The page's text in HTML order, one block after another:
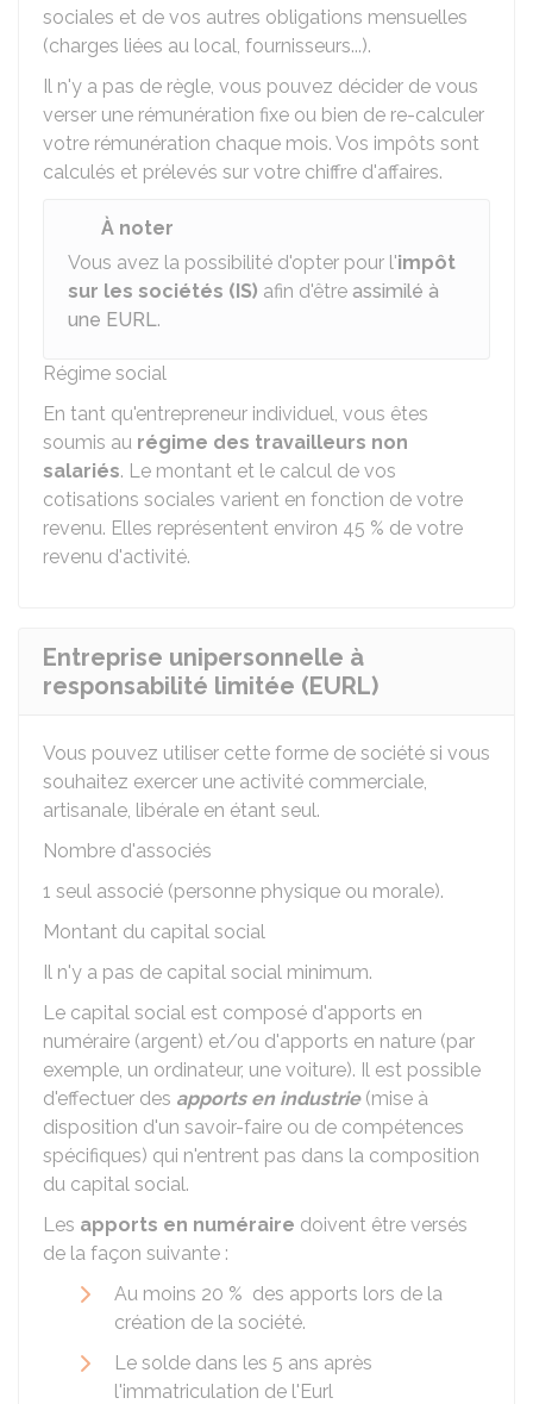
sociales et de vos autres obligations mensuelles
(charges liées au local, fournisseurs...).
Il n'y a pas de règle, vous pouvez décider de vous
verser une rémunération fixe ou bien de re-calculer
votre rémunération chaque mois. Vos impôts sont
calculés et prélevés sur votre chiffre d'affaires.
À noter
Vous avez la possibilité d'opter pour l'impôt
sur les sociétés (IS) afin d'être assimilé à
une EURL.
Régime social
En tant qu'entrepreneur individuel, vous êtes
soumis au régime des travailleurs non
salariés. Le montant et le calcul de vos
cotisations sociales varient en fonction de votre
revenu. Elles représentent environ 45 % de votre
revenu d'activité.
Entreprise unipersonnelle à
responsabilité limitée (EURL)
Vous pouvez utiliser cette forme de société si vous
souhaitez exercer une activité commerciale,
artisanale, libérale en étant seul.
Nombre d'associés
1 seul associé (personne physique ou morale).
Montant du capital social
Il n'y a pas de capital social minimum.
Le capital social est composé d'apports en
numéraire (argent) et/ou d'apports en nature (par
exemple, un ordinateur, une voiture). Il est possible
d'effectuer des apports en industrie(mise à
disposition d'un savoir-faire ou de compétences
spécifiques) qui n'entrent pas dans la composition
du capital social.
Les apports en numéraire doivent être versés
de la façon suivante :
Au moins 20 % des apports lors de la
création de la société.
Le solde dans les 5 ans après
l'immatriculation de l'Eurl